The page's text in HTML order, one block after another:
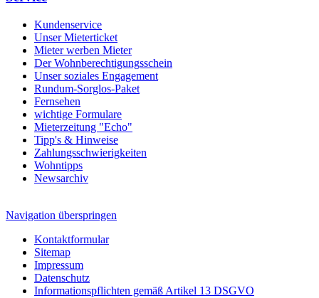
Kundenservice
Unser Mieterticket
Mieter werben Mieter
Der Wohnberechtigungsschein
Unser soziales Engagement
Rundum-Sorglos-Paket
Fernsehen
wichtige Formulare
Mieterzeitung "Echo"
Tipp's & Hinweise
Zahlungsschwierigkeiten
Wohntipps
Newsarchiv
Navigation überspringen
Kontaktformular
Sitemap
Impressum
Datenschutz
Informationspflichten gemäß Artikel 13 DSGVO